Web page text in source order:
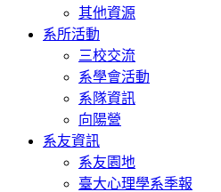
其他資源
系所活動
三校交流
系學會活動
系隊資訊
向陽營
系友資訊
系友園地
臺大心理學系季報